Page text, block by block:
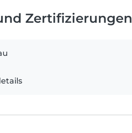
Zertifizierungen